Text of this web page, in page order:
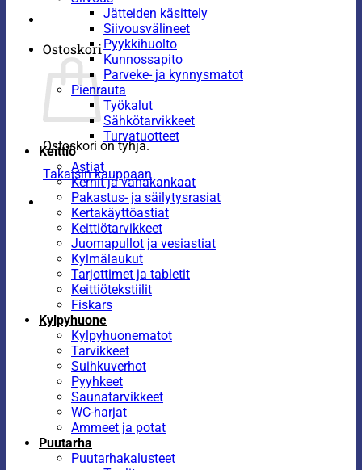
Ostoskori
Ostoskori on tyhjä.
Takaisin kauppaan
Jätteiden käsittely
Siivousvälineet
Pyykkihuolto
Kunnossapito
Parveke- ja kynnysmatot
Pienrauta
Työkalut
Sähkötarvikkeet
Turvatuotteet
Keittiö
Astiat
Kernit ja vahakankaat
Pakastus- ja säilytysrasiat
Kertakäyttöastiat
Keittiötarvikkeet
Juomapullot ja vesiastiat
Kylmälaukut
Tarjottimet ja tabletit
Keittiötekstiilit
Fiskars
Kylpyhuone
Kylpyhuonematot
Tarvikkeet
Suihkuverhot
Pyyhkeet
Saunatarvikkeet
WC-harjat
Ammeet ja potat
Puutarha
Puutarhakalusteet